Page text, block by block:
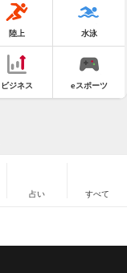
陸上 水泳
ビジネス eスポーツ
占い すべて